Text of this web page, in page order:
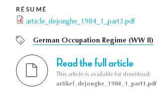
RÉSUMÉ
article_dejonghe_1984_1_part3.pdf
German Occupation Regime (WW II)
Read the full article
This article is available for download:
artikel_dejonghe_1984_1_part1.pdf